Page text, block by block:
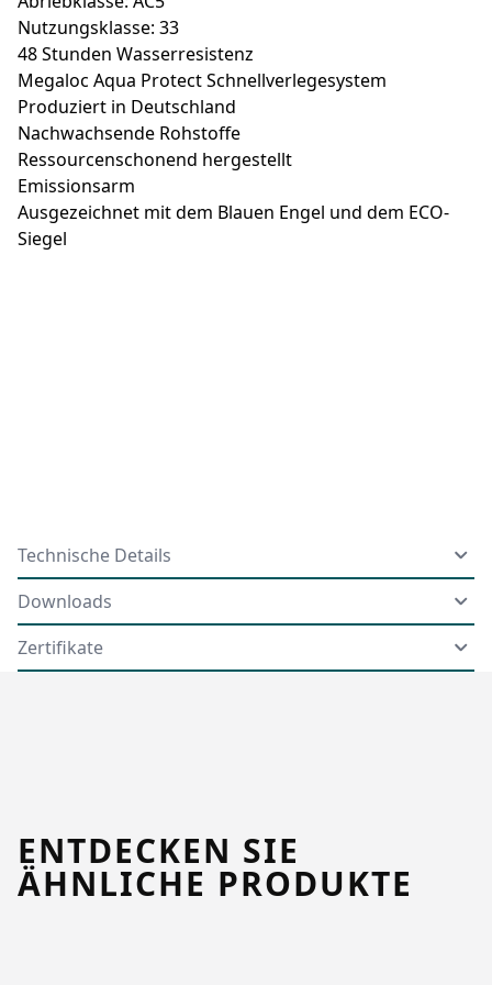
Nutzungsklasse: 33
48 Stunden Wasserresistenz
Megaloc Aqua Protect Schnellverlegesystem
Produziert in Deutschland
Nachwachsende Rohstoffe
Ressourcenschonend hergestellt
Emissionsarm
Ausgezeichnet mit dem Blauen Engel und dem ECO-
Siegel
Technische Details
Downloads
Zertifikate
ENTDECKEN SIE
ÄHNLICHE PRODUKTE